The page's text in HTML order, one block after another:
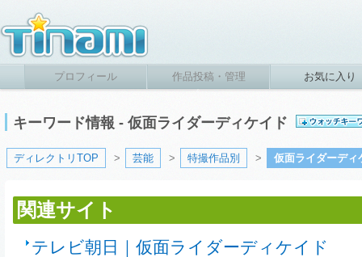
プロフィール 作品投稿・管理 お気に入り
キーワード情報 - 仮面ライダーディケイド
ディレクトリTOP > 芸能 > 特撮作品別 > 仮面ライダーディ
関連サイト
テレビ朝日｜仮面ライダーディケイド